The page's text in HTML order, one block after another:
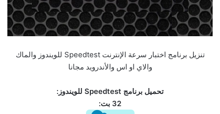
تنزيل برنامج اختبار سرعة الإنترنت Speedtest للويندوز والماك
والاي او اس والأندرويد مجانا
تحميل برنامج Speedtest للويندوز:
32 بت: